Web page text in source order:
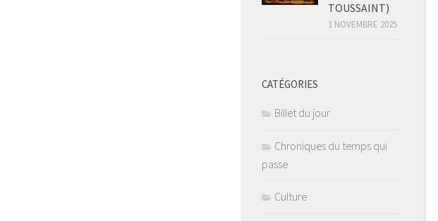
TOUSSAINT)
1 NOVEMBRE 2025
CATÉGORIES
Billet du jour
Chroniques du temps qui
passe
Culture